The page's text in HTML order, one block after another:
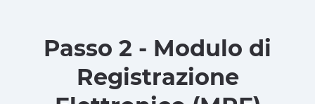
Passo 2 - Modulo di
Registrazione